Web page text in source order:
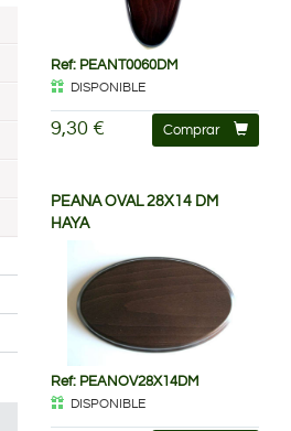
Ref: PEANT0060DM
DISPONIBLE
9,30 € Comprar
PEANA OVAL 28X14 DM
HAYA
Ref: PEANOV28X14DM
DISPONIBLE